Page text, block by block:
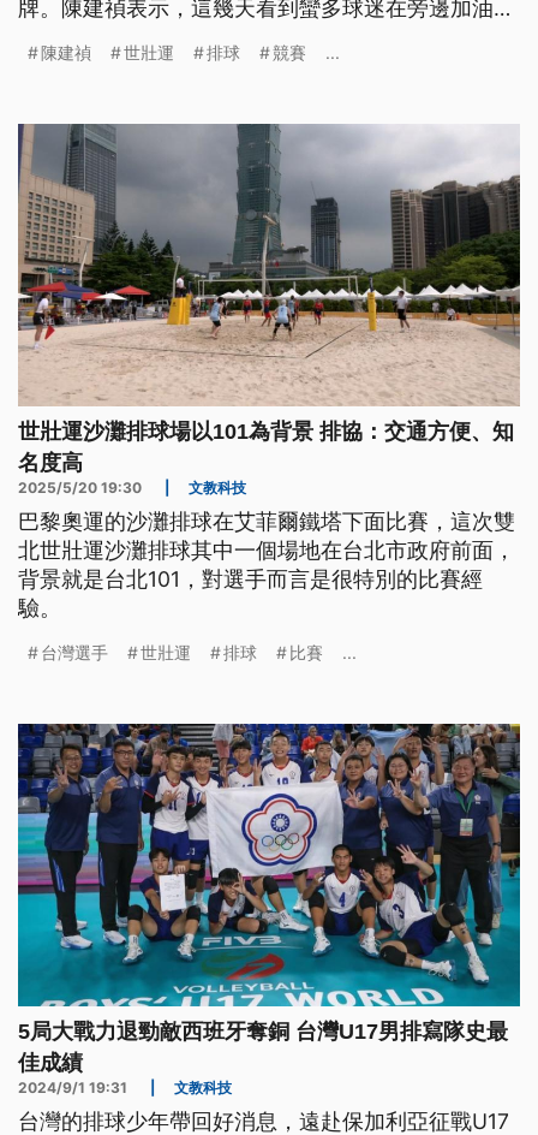
牌。陳建禎表示，這幾天看到蠻多球迷在旁邊加油，
球場見面，相當難得。
陳建禎 世壯運 排球 競賽 ...
世壯運沙灘排球場以101為背景 排協：交通方便、知
名度高
2025/5/20 19:30 文教科技
巴黎奧運的沙灘排球在艾菲爾鐵塔下面比賽，這次雙
北世壯運沙灘排球其中一個場地在台北市政府前面，
背景就是台北101，對選手而言是很特別的比賽經
驗。
台灣選手 世壯運 排球 比賽 ...
5局大戰力退勁敵西班牙奪銅 台灣U17男排寫隊史最
佳成績
2024/9/1 19:31 文教科技
台灣的排球少年帶回好消息，遠赴保加利亞征戰U17